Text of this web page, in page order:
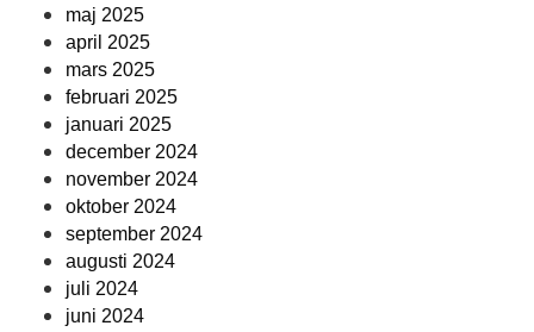
maj 2025
april 2025
mars 2025
februari 2025
januari 2025
december 2024
november 2024
oktober 2024
september 2024
augusti 2024
juli 2024
juni 2024